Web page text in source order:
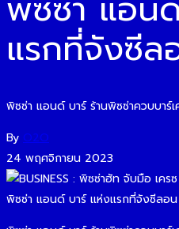
แรกที่จังซีล
พิซซ่า แอนด์ บาร์ ร้านพิซซ่าควบบาร์
By O2O
24 พฤศจิกายน 2023